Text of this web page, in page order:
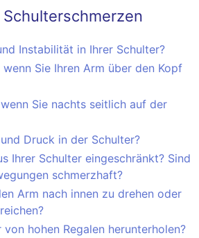
Instabilität in Ihrer Schulter?
Sie Ihren Arm über den Kopf
Sie nachts seitlich auf der
Druck in der Schulter?
Ihrer Schulter eingeschränkt? Sind
schmerzhaft?
Arm nach innen zu drehen oder
von hohen Regalen herunterholen?